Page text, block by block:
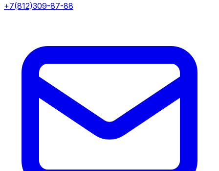
+7(812)309-87-88